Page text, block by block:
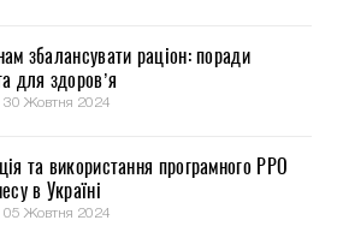
збалансувати раціон: поради
для здоров’я
30 Жовтня 2024
та використання програмного РРО
в Україні
05 Жовтня 2024